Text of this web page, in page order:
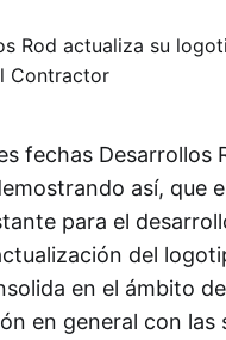
fechas Desarrollos
así, que
para el
del
en el ámbito
en general con las